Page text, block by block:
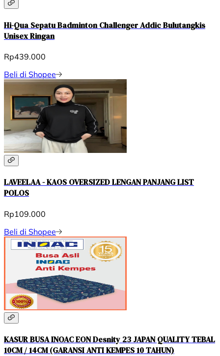
Hi-Qua Sepatu Badminton Challenger Addic Bulutangkis
Unisex Ringan
Rp439.000
Beli di Shopee
LAVEELAA - KAOS OVERSIZED LENGAN PANJANG LIST
POLOS
Rp109.000
Beli di Shopee
KASUR BUSA INOAC EON Desnity 23 JAPAN QUALITY TEBAL
10CM / 14CM (GARANSI ANTI KEMPES 10 TAHUN)